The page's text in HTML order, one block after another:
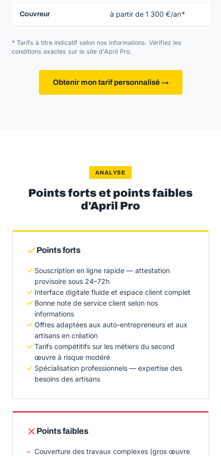
Couvreur à partir de 1 300 €/an*
* Tarifs à titre indicatif selon nos informations. Vérifiez les
conditions exactes sur le site d'April Pro.
Obtenir mon tarif personnalisé →
ANALYSE
Points forts et points faibles
d'April Pro
Points forts
Souscription en ligne rapide — attestation
provisoire sous 24–72h
Interface digitale fluide et espace client complet
Bonne note de service client selon nos
informations
Offres adaptées aux auto-entrepreneurs et aux
artisans en création
Tarifs compétitifs sur les métiers du second
œuvre à risque modéré
Spécialisation professionnels — expertise des
besoins des artisans
Points faibles
Couverture des travaux complexes (gros œuvre